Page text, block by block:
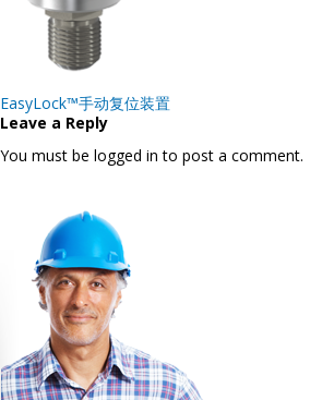
Post
navigation
EasyLock™手动复位装置
Leave a Reply
You must be logged in to post a comment.